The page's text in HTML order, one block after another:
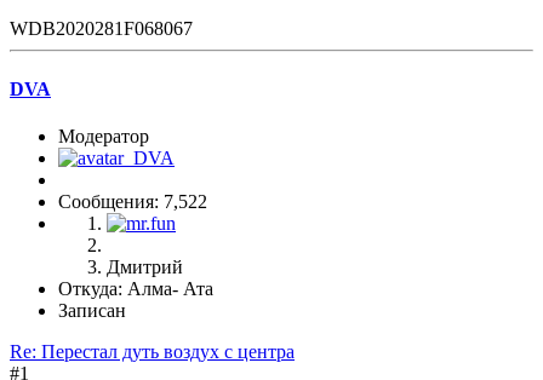
WDB2020281F068067
DVA
Модератор
Сообщения: 7,522
Дмитрий
Откуда: Алма- Ата
Записан
Re: Перестал дуть воздух с центра
#1